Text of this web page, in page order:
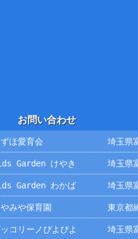
お問い合わせ
ほ愛育会 埼玉県
Garden けやき 埼玉県
Garden わかば 埼玉県
みや保育園 東京都
コリーノぴよぴよ
埼玉県